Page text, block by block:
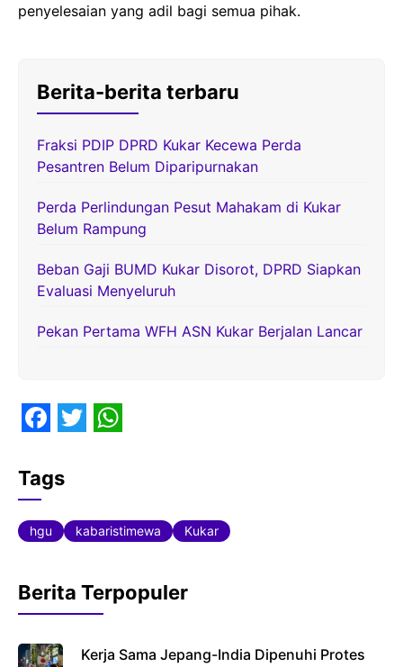
penyelesaian yang adil bagi semua pihak.
Berita-berita terbaru
Fraksi PDIP DPRD Kukar Kecewa Perda
Pesantren Belum Diparipurnakan
Perda Perlindungan Pesut Mahakam di Kukar
Belum Rampung
Beban Gaji BUMD Kukar Disorot, DPRD Siapkan
Evaluasi Menyeluruh
Pekan Pertama WFH ASN Kukar Berjalan Lancar
a
c
e
o
o
k
w
t
e
r
t
A
p
p
Tags
hgu kabaristimewa Kukar
Berita Terpopuler
Kerja Sama Jepang-India Dipenuhi Protes